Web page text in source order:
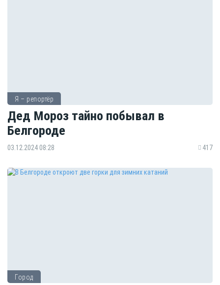
Я – репортёр
Дед Мороз тайно побывал в
Белгороде
03.12.2024 08:28 417
Город